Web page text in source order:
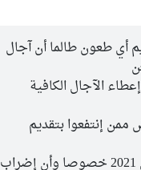
أي طعون طالما أن آجال
الآجال الكافية
إنتفعوا بتقديم
أعتقد بأن تعليق الإجراءات يجب أن يمتد إلى 31 جانفي 2021 خصوصا وأن إضراب